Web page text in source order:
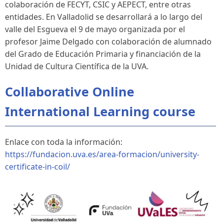
colaboración de FECYT, CSIC y AEPECT, entre otras
entidades. En Valladolid se desarrollará a lo largo del
valle del Esgueva el 9 de mayo organizada por el
profesor Jaime Delgado con colaboración de alumnado
del Grado de Educación Primaria y financiación de la
Unidad de Cultura Científica de la UVA.
Collaborative Online
International Learning course
Enlace con toda la información:
https://fundacion.uva.es/area-formacion/university-
certificate-in-coil/